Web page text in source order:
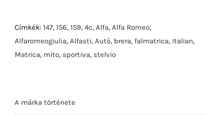
Giulietta
mennyiség
Címkék: 147, 156, 159, 4c, Alfa, Alfa Romeo,
Alfaromeogiulia, Alfasti, Autó, brera, falmatrica, Italian,
Matrica, mito, sportiva, stelvio
A márka története